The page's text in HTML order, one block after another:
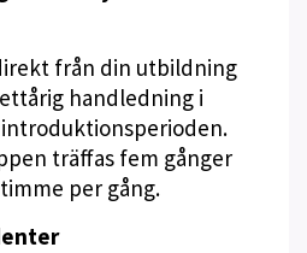
från din utbildning
handledning i
träffas fem gånger
per gång.